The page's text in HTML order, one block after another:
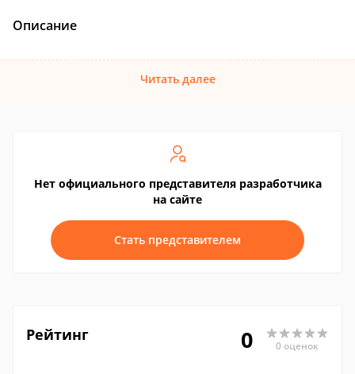
Описание
Читать далее
Нет официального представителя разработчика
на сайте
Стать представителем
Рейтинг 0 0 оценок